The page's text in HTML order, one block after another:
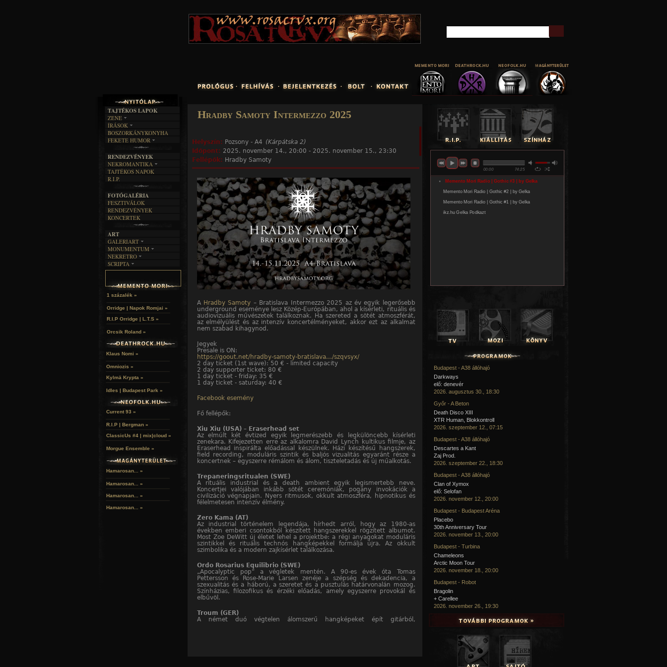
Hradby Samoty Intermezzo 2025
Helyszín: Pozsony - A4 (Kárpátska 2)
Időpont: 2025. november 14., 20:00 - 2025. november 15., 23:30
Fellépők: Hradby Samoty
A Hradby Samoty – Bratislava Intermezzo 2025 az év egyik legerősebb
underground eseménye lesz Közép-Európában, ahol a kísérleti, rituális és
audiovizuális művészetek találkoznak. Ha szereted a sötét atmoszférát,
az elmélyülést és az intenzív koncertélményeket, akkor ezt az alkalmat
nem szabad kihagynod.
Jegyek
Presale is ON:
https://goout.net/hradby-samoty-bratislava.../szqvsyx/
2 day ticket (1st wave): 50 € - limited capacity
2 day supporter ticket: 80 €
1 day ticket - friday: 35 €
1 day ticket - saturday: 40 €
Facebook esemény
Fő fellépők:
Xiu Xiu (USA) – Eraserhead set
Az elmúlt két évtized egyik legmerészebb és legkülöncebb kísérleti
zenekara. Kifejezetten erre az alkalomra David Lynch kultikus filmje, az
Eraserhead inspirálta előadással készülnek. Házi készítésű hangszerek,
field recording, moduláris szintik és baljós vizualitás egyaránt része a
koncertnek – egyszerre rémálom és álom, tiszteletadás és új műalkotás.
Trepaneringsritualen (SWE)
A rituális industrial és a death ambient egyik legismertebb neve.
Koncertjei valójában inkább sötét ceremóniák, pogány invokációk a
civilizáció végnapjain. Nyers ritmusok, okkult atmoszféra, hipnotikus és
félelmetesen intenzív élmény.
Zero Kama (AT)
Az industrial történelem legendája, hírhedt arról, hogy az 1980-as
években emberi csontokból készített hangszerekkel rögzített albumot.
Most Zoe DeWitt új életet lehel a projektbe: a régi anyagokat moduláris
szintikkel és rituális technós hangképekkel formálja újra. Az okkult
szimbolika és a modern zajkísérlet találkozása.
Ordo Rosarius Equilibrio (SWE)
„Apocalyptic pop” a végletek mentén. A 90-es évek óta Tomas
Pettersson és Rose-Marie Larsen zenéje a szépség és dekadencia, a
szexualitás és a háború, a szeretet és a pusztulás határvonalán mozog.
Színházias, filozofikus és érzéki előadás, amely egyszerre provokál és
elbűvöl.
Troum (GER)
A német duó végtelen álomszerű hangképeket épít gitárból,
TAJTÉKOS LAPOK
ZENE
EGYÜTTESEK
INTERJÚK
FORDÍTÁSOK
DALSZÖVEGEK
ÍRÁSOK
IRODALOM
FILM
MŰVÉSZET
ÍRÁSTÖRTÉNET
BOSZORKÁNYKONYHA
FEKETE HUMOR
SZÖVEGES
RENDEZVÉNYEK
NEKROMANTIKA
AKTUÁLIS
A MÚLT
TAJTÉKOS NAPOK
R.I.P.
FOTÓGALÉRIA
FESZTIVÁLOK
RENDEZVÉNYEK
KONCERTEK
ART
GALERIART
ARTGALERI
KÉPREGÉNYEK
LAKÁSKULTS
MONUMENTUM
TEMETŐK
TEMPLOMOK
HELYEK
NEKRETRO
SZUBKULT
RELIKVIÁK
SCRIPTA
NOVELLÁK
HALÁLTÁNC
1 százalék »
Orridge | Napok Romjai »
R.I.P Orridge | L.T.S »
Orcsik Roland »
Klaus Nomi »
Omniozis »
Kylmä Krypta »
Idles | Budapest Park »
Current 93 »
R.I.P | Bergman »
ClassicUs #4 | mix|cloud »
Morgue Ensemble »
Hamarosan... »
Hamarosan... »
Hamarosan... »
Hamarosan... »
Budapest - A38 állóhajó
Darkways
elő: denevér
2026. augusztus 30., 18:30
Győr - A Beton
Death Disco XIII
XTR Human, Blokkontroll
2026. szeptember 12., 07:15
Budapest - A38 állóhajó
Descartes a Kant
Zaj Prod.
2026. szeptember 22., 18:30
Budapest - A38 állóhajó
Clan of Xymox
elő: Selofan
2026. november 12., 20:00
Budapest - Budapest Aréna
Placebo
30th Anniversary Tour
2026. november 13., 20:00
Budapest - Turbina
Chameleons
Arctic Moon Tour
2026. november 18., 20:00
Budapest - Robot
Bragolin
+ Carellee
2026. november 26., 19:30